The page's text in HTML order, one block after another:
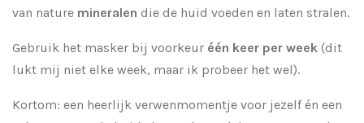
van nature mineralen die de huid voeden en laten stralen.
Gebruik het masker bij voorkeur één keer per week (dit
lukt mij niet elke week, maar ik probeer het wel).
Kortom: een heerlijk verwenmomentje voor jezelf én een